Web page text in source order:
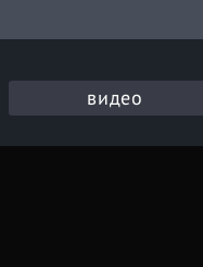
видео